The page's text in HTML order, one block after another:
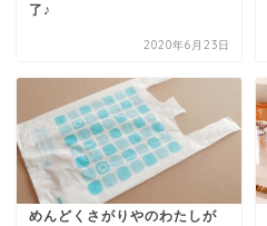
了♪
2020年6月23日
めんどくさがりやのわたしが